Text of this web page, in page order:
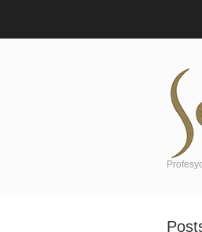
Navigation